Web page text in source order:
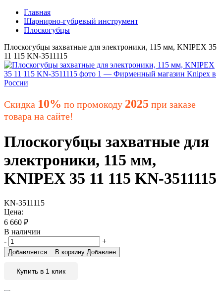
Главная
Шарнирно-губцевый инструмент
Плоскогубцы
Плоскогубцы захватные для электроники, 115 мм, KNIPEX 35
11 115 KN-3511115
Скидка 10% по промокоду 2025 при заказе
товара на сайте!
Плоскогубцы захватные для
электроники, 115 мм,
KNIPEX 35 11 115 KN-3511115
KN-3511115
Цена:
6 660 ₽
В наличии
-
+
Добавляется... В корзину Добавлен
Купить в 1 клик